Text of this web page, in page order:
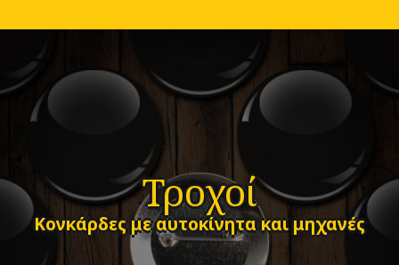
Τροχοί
Κονκάρδες με αυτοκίνητα και μηχανές